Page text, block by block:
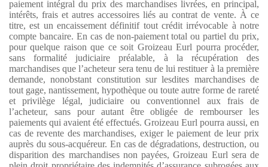
paiement intégral du prix des marchandises livrées, en principal,
intérêts, frais et autres accessoires liés au contrat de vente. À ce
titre, est un encaissement définitif tout crédit irrévocable à notre
compte bancaire. En cas de non-paiement total ou partiel du prix,
pour quelque raison que ce soit Groizeau Eurl pourra procéder,
sans formalité judiciaire préalable, à la récupération des
marchandises que l’acheteur sera tenu de lui restituer à la première
demande, nonobstant constitution sur lesdites marchandises de
tout gage, nantissement, hypothèque ou toute autre forme de rareté
et privilège légal, judiciaire ou conventionnel aux frais de
l’acheteur, sans pour autant être obligée de rembourser les
paiements qui avaient été effectués. Groizeau Eurl pourra aussi, en
cas de revente des marchandises, exiger le paiement de leur prix
auprès du sous-acquéreur. En cas de dégradations, destruction, ou
disparition des marchandises non payées, Groizeau Eurl sera de